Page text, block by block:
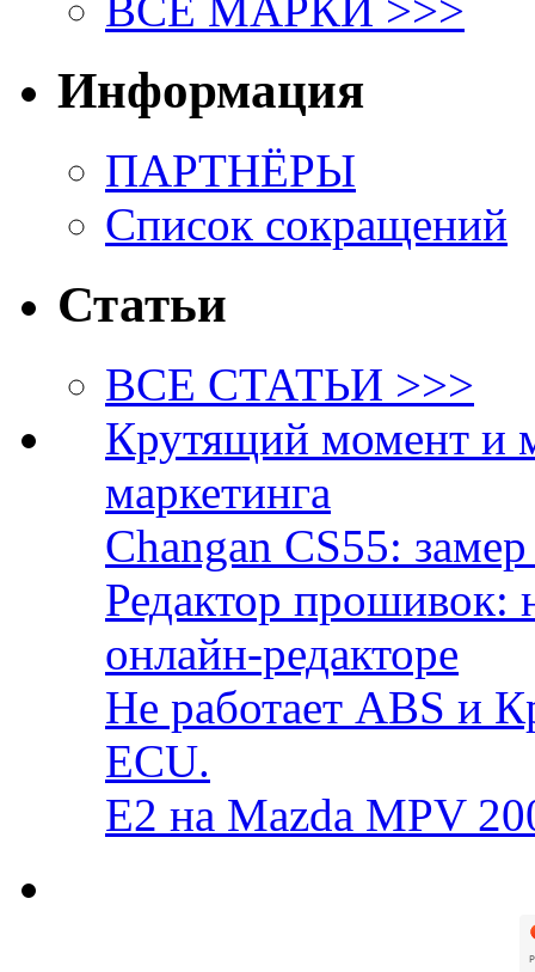
ВСЕ МАРКИ >>>
Информация
ПАРТНЁРЫ
Список сокращений
Статьи
ВСЕ СТАТЬИ >>>
Крутящий момент и
маркетинга
Changan CS55:
Редактор прошивок:
онлайн-редакторе
Не работает ABS и
ECU.
E2 на Mazda MPV